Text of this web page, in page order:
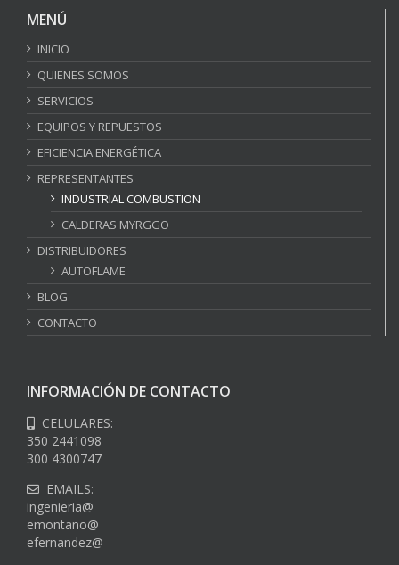
MENÚ
INICIO
QUIENES SOMOS
SERVICIOS
EQUIPOS Y REPUESTOS
EFICIENCIA ENERGÉTICA
REPRESENTANTES
INDUSTRIAL COMBUSTION
CALDERAS MYRGGO
DISTRIBUIDORES
AUTOFLAME
BLOG
CONTACTO
INFORMACIÓN DE CONTACTO
CELULARES:
350 2441098
300 4300747
EMAILS:
ingenieria@
emontano@
efernandez@